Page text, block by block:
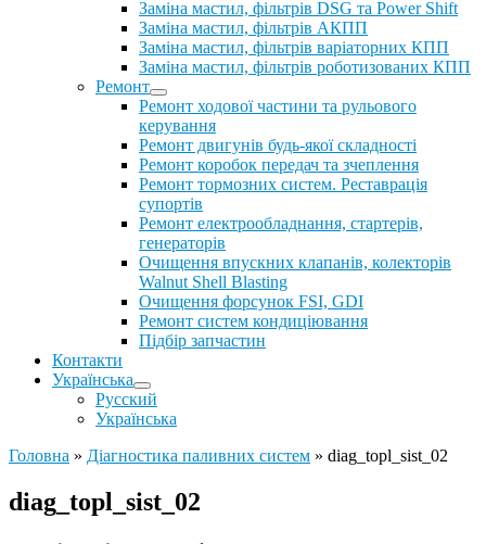
Заміна мастил, фільтрів DSG та Power Shift
Заміна мастил, фільтрів АКПП
Заміна мастил, фільтрів варіаторних КПП
Заміна мастил, фільтрів роботизованих КПП
Ремонт
Ремонт ходової частини та рульового
керування
Ремонт двигунів будь-якої складності
Ремонт коробок передач та зчеплення
Ремонт тормозних систем. Реставрація
супортів
Ремонт електрообладнання, стартерів,
генераторів
Очищення впускних клапанів, колекторів
Walnut Shell Blasting
Очищення форсунок FSI, GDI
Ремонт систем кондиціювання
Підбір запчастин
Контакти
Українська
Русский
Українська
Головна » Діагностика паливних систем » diag_topl_sist_02
diag_topl_sist_02